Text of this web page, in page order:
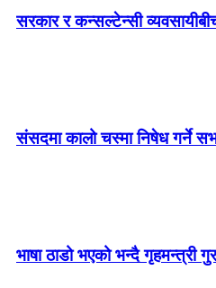
सरकार र कन्सल्टेन्सी
संसदमा कालो चस्मा निषेध गर्ने
भाषा ठाडो भएको भन्दै गृहमन्त्री